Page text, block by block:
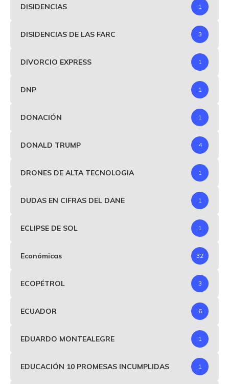
DISIDENCIAS 1
DISIDENCIAS DE LAS FARC 3
DIVORCIO EXPRESS 1
DNP 1
DONACIÓN 1
DONALD TRUMP 4
DRONES DE ALTA TECNOLOGIA 1
DUDAS EN CIFRAS DEL DANE 1
ECLIPSE DE SOL 1
Económicas 32
ECOPÉTROL 3
ECUADOR 6
EDUARDO MONTEALEGRE 1
EDUCACIÓN 10 PROMESAS INCUMPLIDAS 1